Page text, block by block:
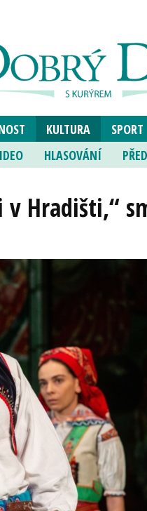
KULTURA SPORT
HLASOVÁNÍ
Hradišti,“